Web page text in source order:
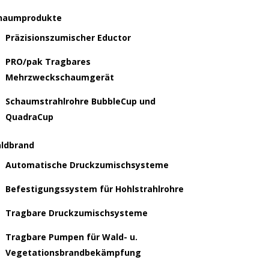
Präzisionszumischer Eductor
PRO/pak Tragbares
Mehrzweckschaumgerät
Schaumstrahlrohre BubbleCup und
QuadraCup
Automatische Druckzumischsysteme
Befestigungssystem für Hohlstrahlrohre
Tragbare Druckzumischsysteme
Tragbare Pumpen für Wald- u.
Vegetationsbrandbekämpfung